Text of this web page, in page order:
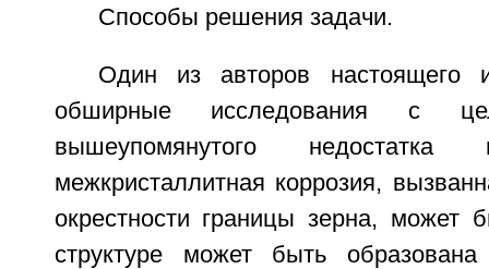
Способы решения задачи.
Один из авторов настоящего
обширные исследования с
вышеупомянутого
межкристаллитная коррозия,
окрестности границы зерна, может
структуре может быть образована